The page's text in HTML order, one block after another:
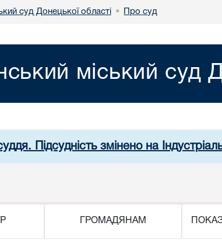
суд Донецької області • Про суд
міський суд
Підсудність змінено на
ГРОМАДЯНАМ